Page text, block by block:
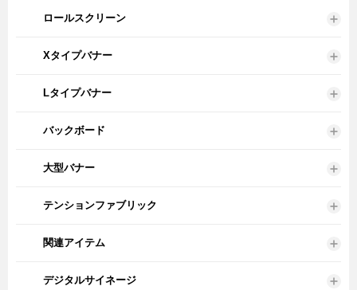
ロールスクリーン
Xタイプバナー
Lタイプバナー
バックボード
大型バナー
テンションファブリック
関連アイテム
デジタルサイネージ